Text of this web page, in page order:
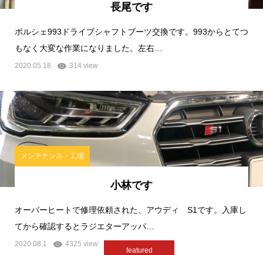
長尾です
ポルシェ993ドライブシャフトブーツ交換です。993からとてつ
もなく大変な作業になりました。左右…
2020.05.18 314 view
メンテナンス・工場
小林です
オーバーヒートで修理依頼された、アウディ S1です。入庫し
てから確認するとラジエターアッパ…
2020.08.1 4325 view
featured